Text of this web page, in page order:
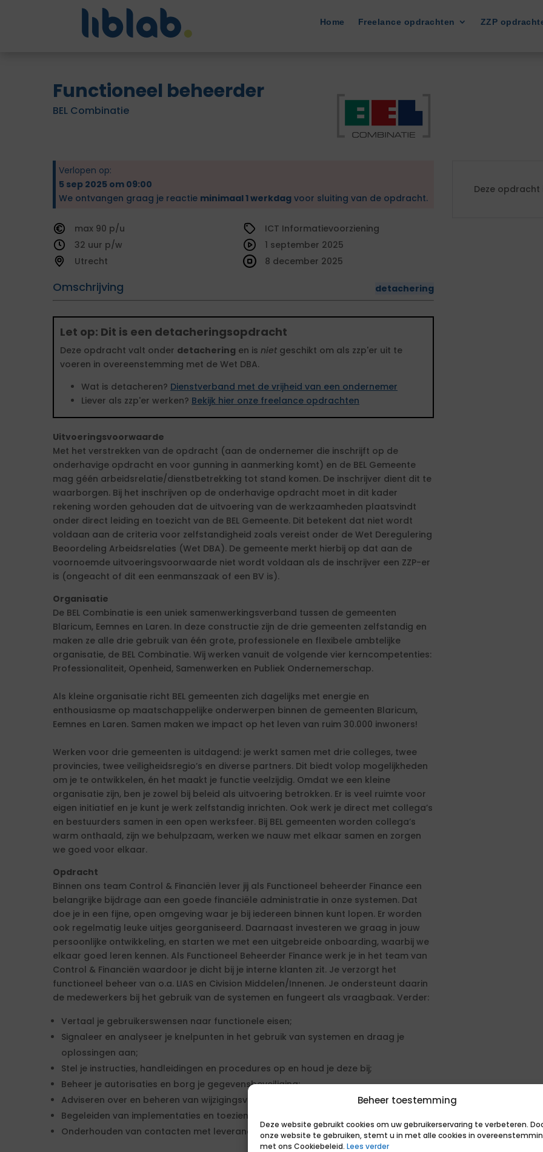
Beheer toestemming
Deze website gebruikt cookies om uw gebruikerservaring te verbeteren.
onze website te gebruiken, stemt u in met alle cookies in
met ons Cookiebeleid. Lees verder
Home Freelance opdrachten ZZP
Functioneel beheerder
BEL Combinatie
Verlopen op:
5 sep 2025 om 09:00
We ontvangen graag je reactie minimaal 1 werkdag voor sluiting van de opdracht.
90
32
Utrecht
ICT Informatievoorziening
Omschrijving detachering
1 september 2025
8 december 2025
Let op: Dit is een detacheringsopdracht
Deze opdracht valt onder detachering en is niet geschikt om als zzp'er uit te
voeren in overeenstemming met de Wet DBA.
Wat is detacheren? Dienstverband met de vrijheid van een ondernemer
Liever als zzp'er werken? Bekijk hier onze freelance opdrachten
Uitvoeringsvoorwaarde
Met het verstrekken van de opdracht (aan de ondernemer die inschrijft op de
onderhavige opdracht en voor gunning in aanmerking komt) en de BEL Gemeente
mag géén arbeidsrelatie/dienstbetrekking tot stand komen. De inschrijver dient dit te
waarborgen. Bij het inschrijven op de onderhavige opdracht moet in dit kader
rekening worden gehouden dat de uitvoering van de werkzaamheden plaatsvindt
onder direct leiding en toezicht van de BEL Gemeente. Dit betekent dat niet wordt
voldaan aan de criteria voor zelfstandigheid zoals vereist onder de Wet Deregulering
Beoordeling Arbeidsrelaties (Wet DBA). De gemeente merkt hierbij op dat aan de
voornoemde uitvoeringsvoorwaarde niet wordt voldaan als de inschrijver een ZZP-er
is (ongeacht of dit een eenmanszaak of een BV is).
Organisatie
De BEL Combinatie is een uniek samenwerkingsverband tussen de gemeenten
Blaricum, Eemnes en Laren. In deze constructie zijn de drie gemeenten zelfstandig en
maken ze alle drie gebruik van één grote, professionele en flexibele ambtelijke
organisatie, de BEL Combinatie. Wij werken vanuit de volgende vier kerncompetenties:
Professionaliteit, Openheid, Samenwerken en Publiek Ondernemerschap.
Als kleine organisatie richt BEL gemeenten zich dagelijks met energie en
enthousiasme op maatschappelijke onderwerpen binnen de gemeenten Blaricum,
Eemnes en Laren. Samen maken we impact op het leven van ruim 30.000 inwoners!
Werken voor drie gemeenten is uitdagend: je werkt samen met drie colleges, twee
provincies, twee veiligheidsregio’s en diverse partners. Dit biedt volop mogelijkheden
om je te ontwikkelen, én het maakt je functie veelzijdig. Omdat we een kleine
organisatie zijn, ben je zowel bij beleid als uitvoering betrokken. Er is veel ruimte voor
eigen initiatief en je kunt je werk zelfstandig inrichten. Ook werk je direct met collega’s
en bestuurders samen in een open werksfeer. Bij BEL gemeenten worden collega’s
warm onthaald, zijn we behulpzaam, werken we nauw met elkaar samen en zorgen
we goed voor elkaar.
Opdracht
Binnen ons team Control & Financiën lever jij als Functioneel beheerder Finance een
belangrijke bijdrage aan een goede financiële administratie in onze systemen. Dat
doe je in een fijne, open omgeving waar je bij iedereen binnen kunt lopen. Er worden
ook regelmatig leuke uitjes georganiseerd. Daarnaast investeren we graag in jouw
persoonlijke ontwikkeling, en starten we met een uitgebreide onboarding, waarbij we
elkaar goed leren kennen. Als Functioneel Beheerder Finance werk je in het team van
Control & Financiën waardoor je dicht bij je interne klanten zit. Je verzorgt het
functioneel beheer van o.a. LIAS en Civision Middelen/Innenen. Je ondersteunt daarin
de medewerkers bij het gebruik van de systemen en fungeert als vraagbaak. Verder:
Vertaal je gebruikerswensen naar functionele eisen;
Signaleer en analyseer je knelpunten in het gebruik van systemen en draag je
oplossingen aan;
Stel je instructies, handleidingen en procedures op en houd je deze bij;
Beheer je autorisaties en borg je gegevensbeveiliging;
Adviseren over en beheren van wijzigingsverzoeken en nieuwe ontwikkelingen.
Begeleiden van implementaties en toezien op het beheer door derden.
Onderhouden van contacten met leveranciers, specialisten en eindgebruikers.
Deze opdracht